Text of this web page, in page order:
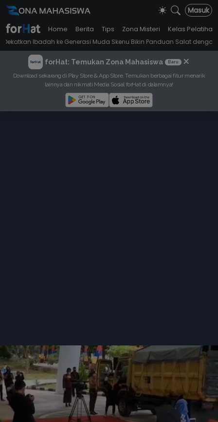
Masuk
Home Berita Tips Zona Misteri
Kelas Pelatihan
ke Generasi Muda Skenu Bikin Panduan Salat dengan Gaya Ala
forHat: Temukan Zona Mahasiswa Baru ×
Download sekarang di Play Store & App Store. Temukan berbagai fitur menarik
lainnya dan nikmati Media Sosial forHat di dalamnya!